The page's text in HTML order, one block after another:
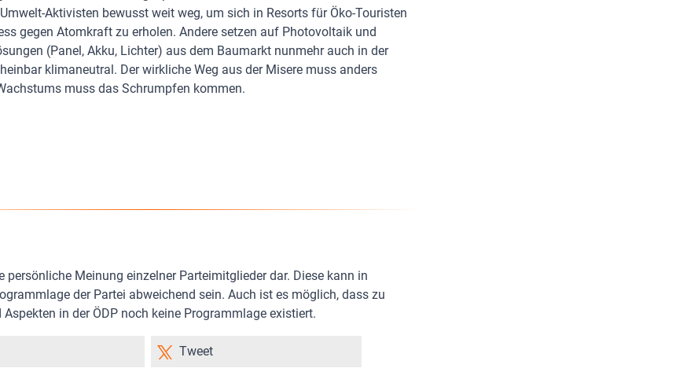
Aktivisten bewusst weit weg, um sich in Resorts für Öko-Touristen
gegen Atomkraft zu erholen. Andere setzen auf Photovoltaik und
(Panel, Akku, Lichter) aus dem Baumarkt nunmehr auch in der
klimaneutral. Der wirkliche Weg aus der Misere muss anders
muss das Schrumpfen kommen.
persönliche Meinung einzelner Parteimitglieder dar. Diese kann in
der Partei abweichend sein. Auch ist es möglich, dass zu
in der ÖDP noch keine Programmlage existiert.
Tweet